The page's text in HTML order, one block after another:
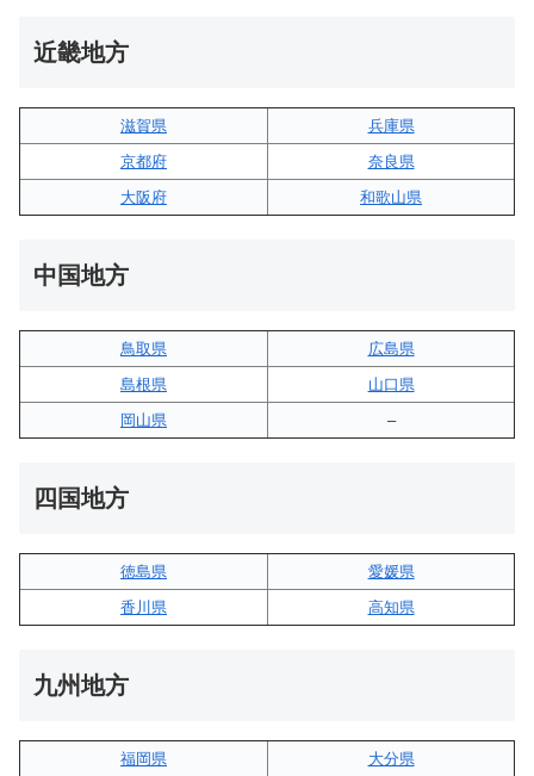
近畿地方
滋賀県
兵庫県
京都府
奈良県
大阪府
和歌山県
中国地方
鳥取県
広島県
島根県
山口県
岡山県
–
四国地方
徳島県
愛媛県
香川県
高知県
九州地方
福岡県 大分県